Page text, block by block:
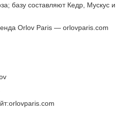
базу составляют Кедр, Мускус и
Orlov Paris — orlovparis.com